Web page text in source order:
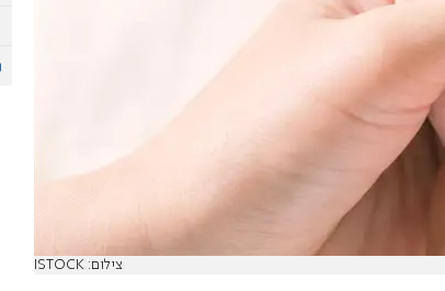
צילום: ISTOCK